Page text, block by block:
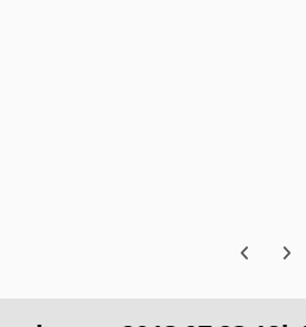
Previous